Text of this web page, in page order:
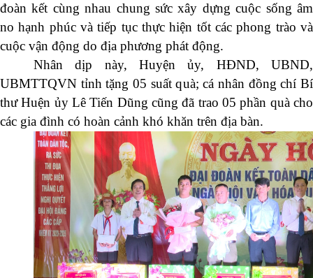
đoàn kết cùng nhau chung sức xây dựng cuộc sống âm
no hạnh phúc và tiếp tục thực hiện tốt các phong trào và
cuộc vận động do địa phương phát động.
Nhân dịp này, Huyện ủy, HĐND, UBND,
UBMTTQVN tỉnh tặng 05 suất quà; cá nhân đồng chí Bí
thư Huện ủy Lê Tiến Dũng cũng đã trao 05 phần quà cho
các gia đình có hoàn cảnh khó khăn trên địa bàn.